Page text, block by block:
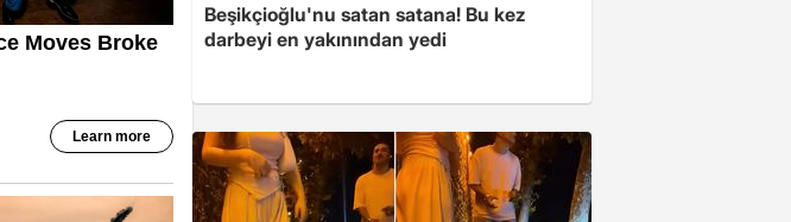
Beşikçioğlu'nu satan satana! Bu kez
darbeyi en yakınından yedi